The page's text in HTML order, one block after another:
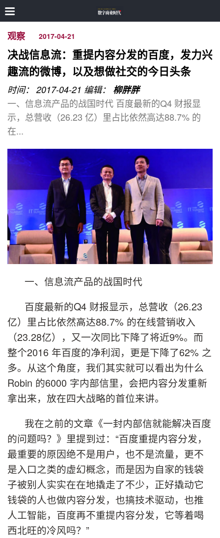
观察 2017-04-21
决战信息流：重提内容分发的百度，发力兴
趣流的微博，以及想做社交的今日头条
时间： 2017-04-21 编辑： 柳胖胖
一、信息流产品的战国时代 百度最新的Q4 财报显
示，总营收（26.23 亿）里占比依然高达88.7% 的
在...
一、信息流产品的战国时代
百度最新的Q4 财报显示，总营收（26.23
亿）里占比依然高达88.7% 的在线营销收入
（23.28亿），又一次同比下降了将近9%。而
整个2016 年百度的净利润，更是下降了62% 之
多。从这个角度，我们其实就可以看出为什么
Robin 的6000 字内部信里，会把内容分发重新
拿出来，放在四大战略的首位来讲。
我在之前的文章《一封内部信就能解决百度
的问题吗？》里提到过：“百度重提内容分发，
最重要的原因绝不是用户，也不是流量，更不
是入口之类的虚幻概念，而是因为自家的钱袋
子被别人实实在在地撬走了不少，正好撬动它
钱袋的人也做内容分发，也搞技术驱动，也推
人工智能，百度再不重提内容分发，它等着喝
西北旺的冷风吗？”